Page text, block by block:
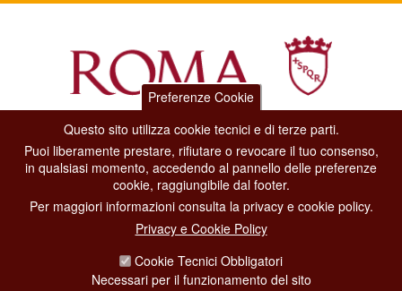
Dipartimento Grandi Eventi, Sport, Turismo e Moda.
Via di San Basilio, 51
00187 Roma
CONTACT CENTER TEL. 06 06 08
CONTATTA LA REDAZIONE
Preferenze Cookie
Questo sito utilizza cookie tecnici e di terze parti.
Puoi liberamente prestare, rifiutare o revocare il tuo consenso,
in qualsiasi momento, accedendo al pannello delle preferenze
cookie, raggiungibile dal footer.
Per maggiori informazioni consulta la privacy e cookie policy.
Privacy e Cookie Policy
Cookie Tecnici Obbligatori
Necessari per il funzionamento del sito